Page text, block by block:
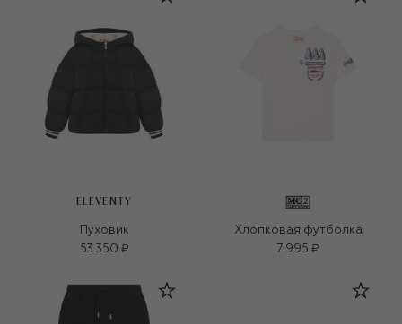
ELEVENTY
Пуховик
53 350 ₽
Хлопковая футболка
7 995 ₽